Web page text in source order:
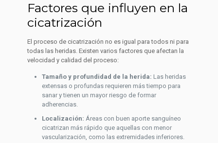
Factores que influyen en la
cicatrización
El proceso de cicatrización no es igual para todos ni para
todas las heridas. Existen varios factores que afectan la
velocidad y calidad del proceso:
Tamaño y profundidad de la herida: Las heridas
extensas o profundas requieren más tiempo para
sanar y tienen un mayor riesgo de formar
adherencias.
Localización: Áreas con buen aporte sanguíneo
cicatrizan más rápido que aquellas con menor
vascularización, como las extremidades inferiores.